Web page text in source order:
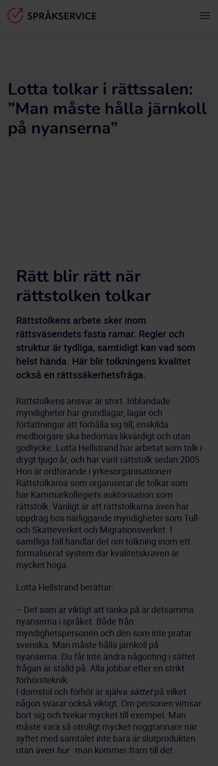
Lotta tolkar i rättssalen:
”Man måste hålla järnkoll
på nyanserna”
Rätt blir rätt när
rättstolken tolkar
Rättstolkens arbete sker inom
rättsväsendets fasta ramar. Regler och
struktur är tydliga, samtidigt kan vad som
helst hända. Här blir tolkningens kvalitet
också en rättssäkerhetsfråga.
Rättstolkens ansvar är stort. Inblandade
myndigheter har grundlagar, lagar och
författningar att förhålla sig till; enskilda
medborgare ska bedömas likvärdigt och utan
godtycke. Lotta Hellstrand har arbetat som tolk i
drygt tjugo år, och har varit rättstolk sedan 2005.
Hon är ordförande i yrkesorganisationen
Rättstolkarna som organiserar de tolkar som
har Kammarkollegiets auktorisation som
rättstolk. Vanligt är att rättstolkarna även har
uppdrag hos närliggande myndigheter som Tull-
och Skatteverket och Migrationsverket. I
samtliga fall handlar det om tolkning inom ett
formaliserat system där kvalitetskraven är
mycket höga.
Lotta Hellstrand berättar:
– Det som är viktigt att tänka på är detsamma:
nyanserna i språket. Både från
myndighetspersonen och den som inte pratar
svenska. Man måste hålla järnkoll på
nyanserna. Du får inte ändra någonting i sättet
frågan är ställd på. Alla jobbar efter en strikt
förhörsteknik.
I domstol och förhör är själva sättet på vilket
någon svarar också viktigt. Om personen vimsar
bort sig och tvekar mycket till exempel. Man
måste vara så otroligt mycket noggrannare när
syftet med samtalet inte bara är slutprodukten
utan även hur
   man kommer fram till det.